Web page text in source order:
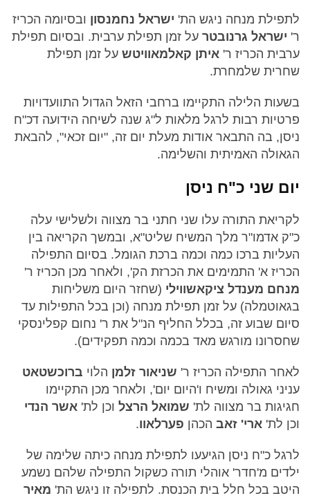
לתפילת מנחה ניגש הת' ישראל נחמנסון ובסיומה הכריז
ר' ישראל גרנובטר על זמן תפילת ערבית. ובסיום תפילת
ערבית הכריז ר' איתן קאלמאוויטש על זמן תפילת
שחרית שלמחרת.
בשעות הלילה התקיימו ברחבי הזאל הגדול התוועדויות
פרטיות רבות לרגל מלאות ל"ג שנה לשיחה הידועה דכ"ח
ניסן, בה התבאר אודות מעלת יום זה, "יום זכאי", להבאת
הגאולה האמיתית והשלימה.
יום שני כ"ח ניסן
לקריאת התורה עלו שני חתני בר מצווה ולשלישי עלה
כ"ק אדמו"ר מלך המשיח שליט"א, ובמשך הקריאה בין
העליות ברכו כמה וכמה ברכת הגומל. בסיום התפילה
הכריז א' התמימים את הכרזת הק', ולאחר מכן הכריז ר'
מנחם מענדל ציקאשווילי (שחזר היום משליחות
בגאוטמלה) על זמן תפילת מנחה (וכן בכל התפילות עד
סיום שבוע זה, בכלל החליף הנ"ל את ר' נחום קפלינסקי
שחסרונו מורגש מאד בכמה וכמה תפקידים).
לאחר התפילה הכריז ר' שניאור זלמן הלוי ברוכשטאט
עניני גאולה ומשיח ו'היום יום', ולאחר מכן התקיימו
חגיגות בר מצווה לת' שמואל הרצל וכן לת' אשר הנדי
וכן לת' ארי' זאב הכהן פערלאוו.
לרגל כ"ח ניסן הגיעעו לתפילת מנחה כיתה שלימה של
ילדים מ'חדר' אוהלי תורה כשקול התפילה שלהם נשמע
היטב בכל חלל בית הכנסת. לתפילה זו ניגש הת' מאיר